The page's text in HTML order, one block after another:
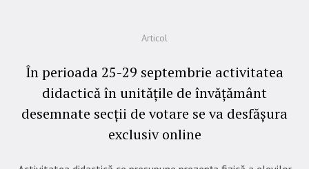
Articol
În perioada 25-29 septembrie activitatea
didactică în unitățile de învățământ
desemnate secții de votare se va desfășura
exclusiv online